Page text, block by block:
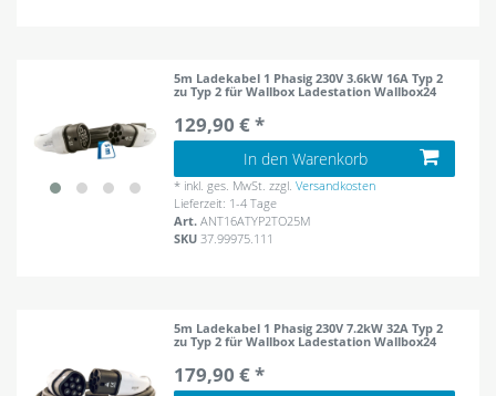
5m Ladekabel 1 Phasig 230V 3.6kW 16A Typ 2
zu Typ 2 für Wallbox Ladestation Wallbox24
129,90 € *
In den Warenkorb
* inkl. ges. MwSt. zzgl.Versandkosten
Lieferzeit: 1-4 Tage
Art.ANT16ATYP2TO25M
SKU37.99975.111
5m Ladekabel 1 Phasig 230V 7.2kW 32A Typ 2
zu Typ 2 für Wallbox Ladestation Wallbox24
179,90 € *